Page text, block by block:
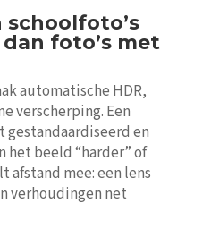
foto’s met
automatische HDR,
verscherping. Een
en
het beeld “harder” of
afstand mee: een lens
verhoudingen net